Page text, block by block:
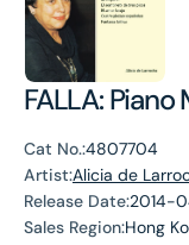
FALLA:
Cat No.:4807704
Artist:Alicia de
Release Date:2014-
Sales Region:Hong